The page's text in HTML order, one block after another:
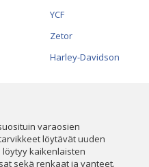
YCF
Zetor
Harley-Davidson
varaosien
löytävät uuden
kaikenlaisten
sekä renkaat ja vanteet.